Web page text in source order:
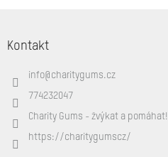
Kontakt
info@ charitygums.cz
774232047
Charity Gums - žvýkat a pomáhat!
https://charitygumscz/